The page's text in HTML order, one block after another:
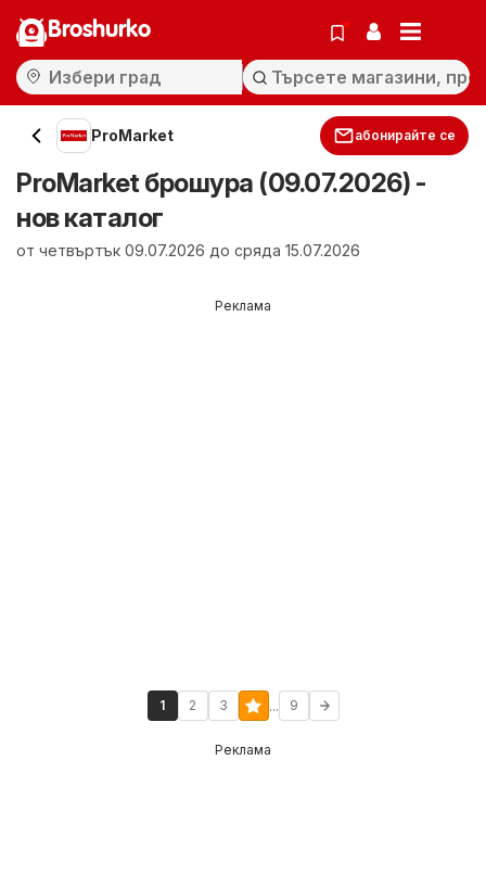
Broshurko
ProMarket абонирайте се
ProMarket брошура (09.07.2026) -
нов каталог
от четвъртък 09.07.2026 до сряда 15.07.2026
Реклама
1 2 3 ... 9
Реклама